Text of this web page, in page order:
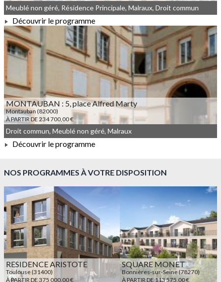
À PARTIR DE 287 200,00 €
Meublé non géré, Résidence Principale, Malraux, Droit commun
Découvrir le programme
MONTAUBAN : 5, place Alfred Marty
Montauban (82000)
À PARTIR DE 234 700,00 €
À PARTIR DE 234 700,00 €
Droit commun, Meublé non géré, Malraux
Découvrir le programme
NOS PROGRAMMES À VOTRE DISPOSITION
RESIDENCE ARISTOTE
Toulouse (31400)
À PARTIR DE 375 000,00 €
SQUARE MONET
Bonnières-sur-Seine (78270)
À PARTIR DE 113 575,00 €